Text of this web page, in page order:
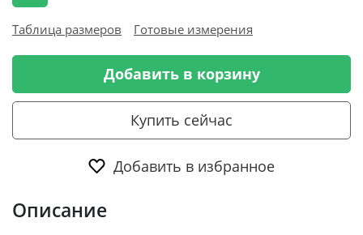
Таблица размеров Готовые измерения
Добавить в корзину
Купить сейчас
Добавить в избранное
Описание